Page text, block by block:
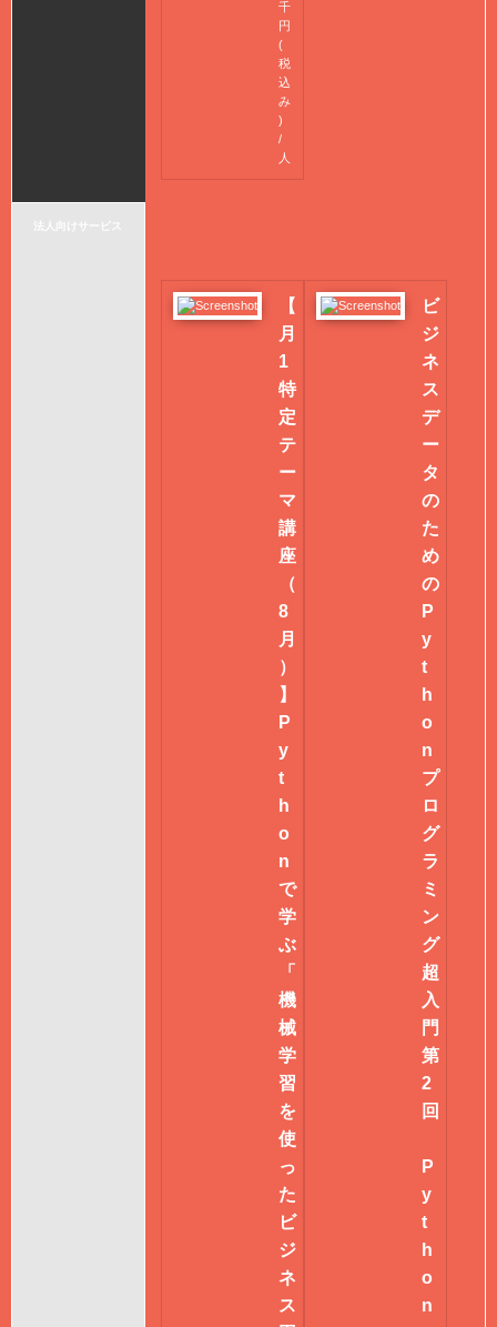
法人向けサービス
千
円
(
税
込
み
)
/
人
【
月
1
特
定
テ
ー
マ
講
座
（
8
月
）
】
P
y
t
h
o
n
で
学
ぶ
「
機
械
学
習
を
使
っ
た
ビ
ジ
ネ
ス
ビ
ジ
ネ
ス
デ
ー
タ
の
た
め
の
P
y
t
h
o
n
プ
ロ
グ
ラ
ミ
ン
グ
超
入
門
第
2
回
P
y
t
h
o
n